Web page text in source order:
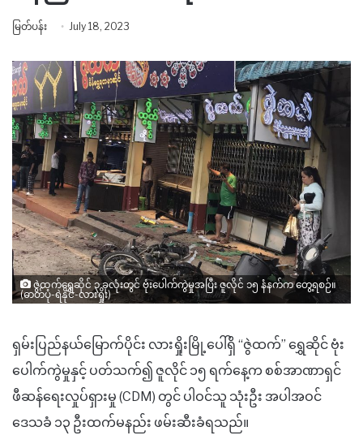
မြတ်ပန်း July 18, 2023
ဇွဲထက်ရွှေဆိုင် ၃ ခုလုံးတွင် ဗုံးပေါက်ကွဲမှုအပြီး ဇူလိုင် ၁၅ နံနက်က တွေ့ရစဉ်။
(ဓာတ်ပုံ-ရဲနိုင်-လားရှိုး)
ရှမ်းပြည်နယ်မြောက်ပိုင်း လားရှိုးမြို့ပေါ်ရှိ “ဇွဲထက်” ရွှေဆိုင် ဗုံး
ပေါက်ကွဲမှုနှင့် ပတ်သက်၍ ဇူလိုင် ၁၅ ရက်နေ့က စစ်အာဏာရှင်
ဖီဆန်ရေးလှုပ်ရှားမှု (CDM) တွင် ပါဝင်သူ သုံးဦး အပါအဝင်
ဒေသခံ ၁၃ ဦးထက်မနည်း ဖမ်းဆီးခံရသည်။